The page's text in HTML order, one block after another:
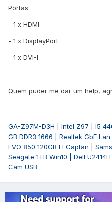
Portas:
- 1 x HDMI
- 1 x DisplayPort
- 1 x DVI-I
Quem puder me dar um help,
GA-Z97M-D3H | Intel Z97 | I5
GB DDR3 1666 | Realtek GbE
EVO 850 120GB El Captan |
Seagate 1TB Win10 | Dell
Cam USB